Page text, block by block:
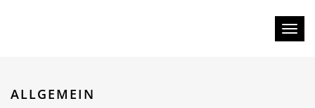
Toggle
ALLGEMEIN